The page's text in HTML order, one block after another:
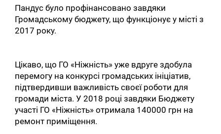
Пандус було профінансовано завдяки
Громадському бюджету, що функціонує у місті з
2017 року.
Цікаво, що ГО «Ніжність» уже вдруге здобула
перемогу на конкурсі громадських ініціатив,
підтвердивши важливість своєї роботи для
громади міста. У 2018 році завдяки Бюджету
участі ГО «Ніжність» отримала 140000 грн на
ремонт приміщення.